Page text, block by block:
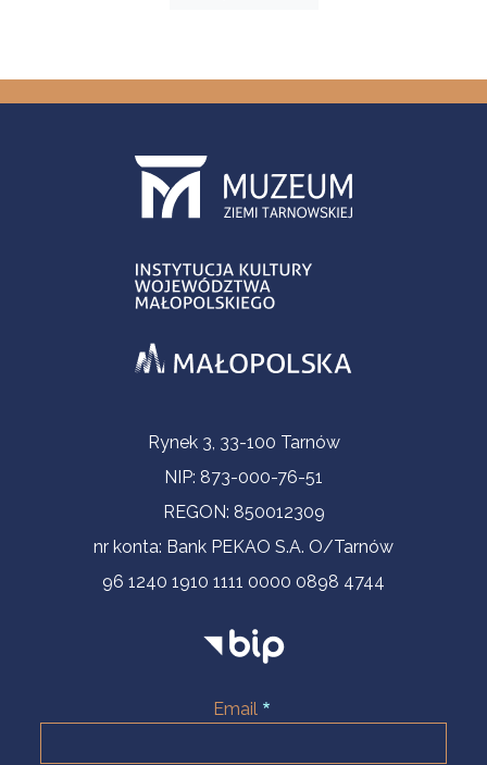
Informacje kontaktoweRynek 3, 33-100 Tarnów
NIP: 873-000-76-51
REGON: 850012309
nr konta: Bank PEKAO S.A. O/Tarnów
96 1240 1910 1111 0000 0898 4744
Email